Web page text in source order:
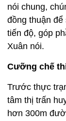
nói chung,
đồng thuận
tiến độ, góp
Xuân nói.
Cưỡng chế
Trước thực
tâm thị trấn
hơn 300m